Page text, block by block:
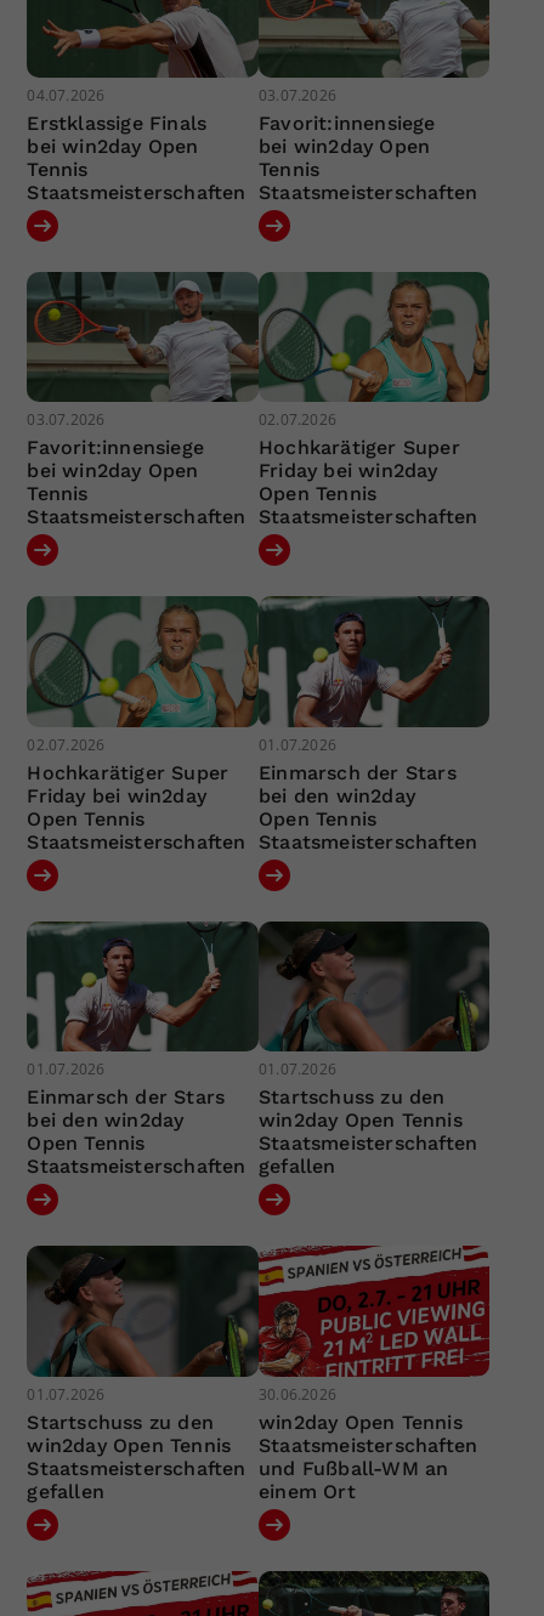
04.07.2026
Erstklassige Finals
bei win2day Open
Tennis
Staatsmeisterschaften
03.07.2026
Favorit:innensiege
bei win2day Open
Tennis
Staatsmeisterschaften
03.07.2026
Favorit:innensiege
bei win2day Open
Tennis
Staatsmeisterschaften
02.07.2026
Hochkarätiger Super
Friday bei win2day
Open Tennis
Staatsmeisterschaften
02.07.2026
Hochkarätiger Super
Friday bei win2day
Open Tennis
Staatsmeisterschaften
01.07.2026
Einmarsch der Stars
bei den win2day
Open Tennis
Staatsmeisterschaften
01.07.2026
Einmarsch der Stars
bei den win2day
Open Tennis
Staatsmeisterschaften
01.07.2026
Startschuss zu den
win2day Open Tennis
Staatsmeisterschaften
gefallen
01.07.2026
Startschuss zu den
win2day Open Tennis
Staatsmeisterschaften
gefallen
30.06.2026
win2day Open Tennis
Staatsmeisterschaften
und Fußball-WM an
einem Ort